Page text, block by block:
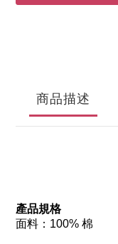
商品描述
產品規格
面料：100% 棉